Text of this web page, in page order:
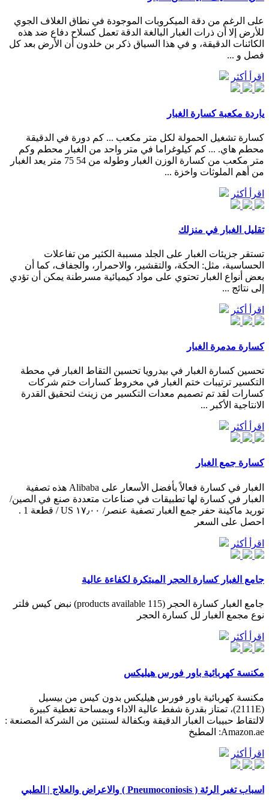
على الرغم من دقة الميكروبات الموجودة في نطاق الغلاف الجوي
للأرض إلا أن ذرات الغبار البالغة الدقة تعمل كسلاح دفاع ضد هذه
الكائنات الدقيقة، و في هذا السياق ذكر بن خلدون أن الأرض بعد كل
فصل و ...
اقرأ أكثر
ياردة مكعبة كسارة الغبار
كسارة تشغيل الحمولة لكل متر مكعب ... كم دورة في الدقيقة
محطم هاي. ... كم كيلوغراما في متر واحد من الغبار محطم وكم
متر مكعب من كسارة الوزن الغبار وطوله من 54 75 متر يعد الغبار
من أهم الملوثات واخزة ...
اقرأ أكثر
تقليل الغبار في منزلك
تستقر جزيئات الغبار على الجلد مسببة الكثير من تفاعلات
الحساسية، مثل: الحكة، والتقشير، والاحمرار، والجفاف، كما أن
بعض أنواع الغبار تحتوي على مواد كيميائية مسرطنة يمكن أن تؤدي
إلى نتائج ...
اقرأ أكثر
كسارة مدمرة الغبار
تحسين كسارة الغبار في بيدرويا تحسين التقاط الغبار في محطة
التكسير ترتيبات ختم الغبار في مخروط كسارات ختم شركات
كسارات لقد تم تصميم معدات التكسير من زينث لتحقيق القدرة
الانتاجية الأكبر ...
اقرأ أكثر
كسارة جمع الغبار
الغبار في كسارة فعالاً بأفضل الأسعار على Alibaba هذه تصفية
الغبار في كسارة لها تطبيقات في صناعات متعددة صنع في الصين/
توريد ماكينة حفر جمع الغبار تصفية عنصر/ ١٧٫٠٠ US / قطعة 1 .
احصل على السعر
اقرأ أكثر
جامع الغبار كسارة الحجر المبتكرة لكفاءة عالية
جامع الغبار كسارة الحجر (115 products available) نبض كيس فلتر
نوع مجمع الغبار لل كسارة الحجر
اقرأ أكثر
مكنسة كهربائية باور فورس هيليكس
مكنسة كهربائية باور فورس هيليكس بدون كيس من بيسيل
(2111E)، تمتاز بقدرة شفط عالية الاداء وبمساحة تغطية كبيرة
لالتقاط حبيبات الغبار الدقيقة وبكفالة لسنتين من الشركة المصنعة :
Amazon.ae: المطبخ
اقرأ أكثر
اسباب تغبر الرئة ( Pneumoconiosis ) والاعراض والعلاج | الطبي